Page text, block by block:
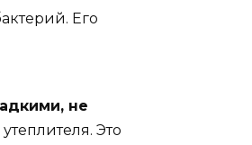
Его
не
Это